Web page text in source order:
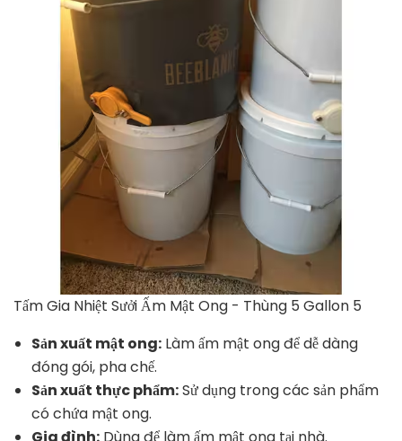
Tấm Gia Nhiệt Sưởi Ấm Mật Ong - Thùng 5 Gallon 5
Sản xuất mật ong: Làm ấm mật ong để dễ dàng
đóng gói, pha chế.
Sản xuất thực phẩm:Sử dụng trong các sản phẩm
có chứa mật ong.
Gia đình: Dùng để làm ấm mật ong tại nhà.